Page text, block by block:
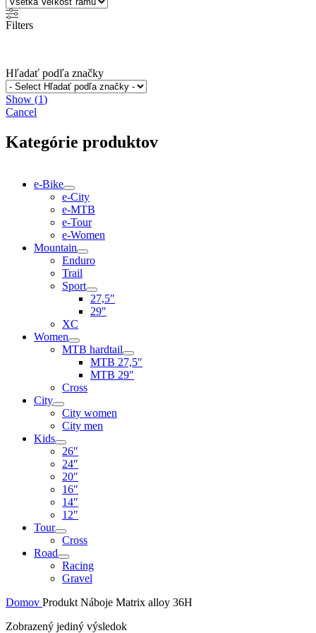
Filters
Hľadať podľa značky
Show (1)
Cancel
Kategórie produktov
e-Bike
e-City
e-MTB
e-Tour
e-Women
Mountain
Enduro
Trail
Sport
27,5″
29″
XC
Women
MTB hardtail
MTB 27,5″
MTB 29″
Cross
City
City women
City men
Kids
26″
24″
20″
16″
14″
12″
Tour
Cross
Road
Racing
Gravel
Domov Produkt Náboje Matrix alloy 36H
Zobrazený jediný výsledok